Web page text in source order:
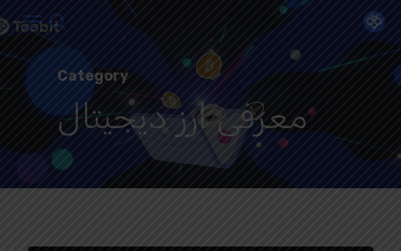
Skip
to
main
Menu
Category
معرفی ارز دیجیتال
Close